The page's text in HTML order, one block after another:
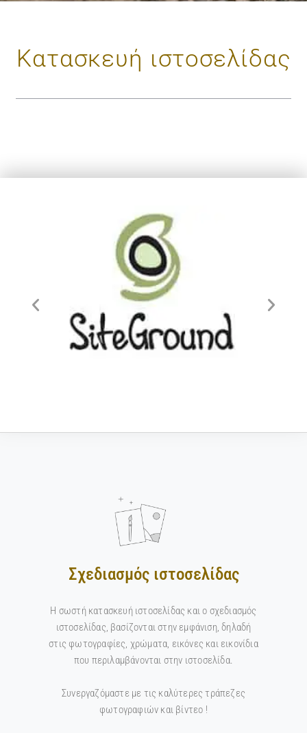
Κατασκευή ιστοσελίδας
Σχεδιασμός ιστοσελίδας
Η σωστή κατασκευή ιστοσελίδας και ο σχεδιασμός
ιστοσελίδας, βασίζονται στην εμφάνιση, δηλαδή
στις φωτογραφίες, χρώματα, εικόνες και εικονίδια
που περιλαμβάνονται στην ιστοσελίδα.
Συνεργαζόμαστε με τις καλύτερες τράπεζες
φωτογραφιών και βίντεο !